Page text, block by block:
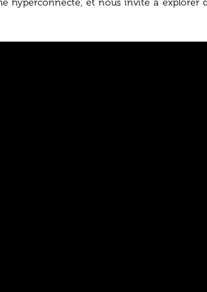
hyperconnecté, et nous invite à explorer